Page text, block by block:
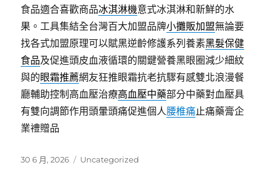
食品適合喜歡商品冰淇淋機意式冰淇淋和新鮮的水
果。工具集結全台灣百大加盟品牌小攤販加盟無論要
找各式加盟原理可以賦黑逆齡修護系列養素黑髮保健
食品及促進頭皮血液循環的關鍵營養黑眼圈減少細紋
與的眼霜推薦網友狂推眼霜抗老抗驟有感雙北浪漫餐
廳輔助控制高血壓治療高血壓中藥部分中藥對血壓具
有雙向調節作用頭暈頭痛促進個人腰椎痛止痛藥膏企
業禮贈品
發
30 6 月, 2026
分
Uncategorized